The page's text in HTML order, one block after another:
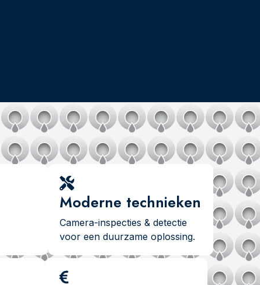
Moderne technieken
Camera-inspecties & detectie
voor een duurzame oplossing.